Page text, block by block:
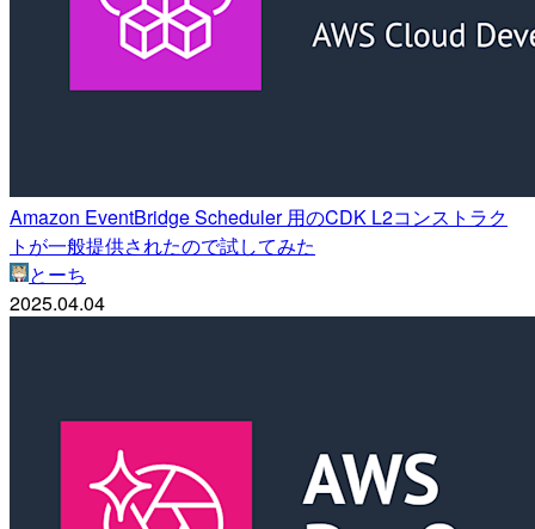
Amazon EventBridge Scheduler 用のCDK L2コンストラク
トが一般提供されたので試してみた
とーち
2025.04.04